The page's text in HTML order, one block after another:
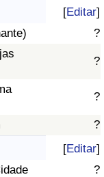
[Editar]
?
?
?
?
[Editar]
?